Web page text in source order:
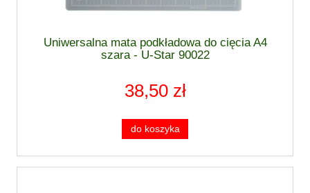
Uniwersalna mata podkładowa do cięcia A4
szara - U-Star 90022
38,50 zł
do koszyka